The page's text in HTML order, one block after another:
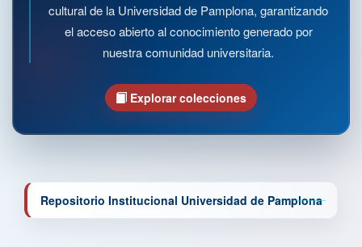
cultural de la Universidad de Pamplona, garantizando
el acceso abierto al conocimiento generado por
nuestra comunidad universitaria.
Explorar colecciones
Repositorio Institucional Universidad de Pamplona